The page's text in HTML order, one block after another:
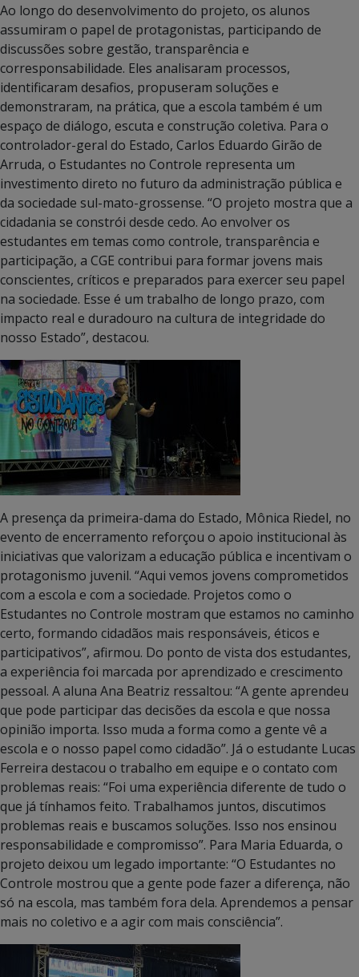
Ao longo do desenvolvimento do projeto, os alunos
assumiram o papel de protagonistas, participando de
discussões sobre gestão, transparência e
corresponsabilidade. Eles analisaram processos,
identificaram desafios, propuseram soluções e
demonstraram, na prática, que a escola também é um
espaço de diálogo, escuta e construção coletiva. Para o
controlador-geral do Estado, Carlos Eduardo Girão de
Arruda, o Estudantes no Controle representa um
investimento direto no futuro da administração pública e
da sociedade sul-mato-grossense. “O projeto mostra que a
cidadania se constrói desde cedo. Ao envolver os
estudantes em temas como controle, transparência e
participação, a CGE contribui para formar jovens mais
conscientes, críticos e preparados para exercer seu papel
na sociedade. Esse é um trabalho de longo prazo, com
impacto real e duradouro na cultura de integridade do
nosso Estado”, destacou.
A presença da primeira-dama do Estado, Mônica Riedel, no
evento de encerramento reforçou o apoio institucional às
iniciativas que valorizam a educação pública e incentivam o
protagonismo juvenil. “Aqui vemos jovens comprometidos
com a escola e com a sociedade. Projetos como o
Estudantes no Controle mostram que estamos no caminho
certo, formando cidadãos mais responsáveis, éticos e
participativos”, afirmou. Do ponto de vista dos estudantes,
a experiência foi marcada por aprendizado e crescimento
pessoal. A aluna Ana Beatriz ressaltou: “A gente aprendeu
que pode participar das decisões da escola e que nossa
opinião importa. Isso muda a forma como a gente vê a
escola e o nosso papel como cidadão”. Já o estudante Lucas
Ferreira destacou o trabalho em equipe e o contato com
problemas reais: “Foi uma experiência diferente de tudo o
que já tínhamos feito. Trabalhamos juntos, discutimos
problemas reais e buscamos soluções. Isso nos ensinou
responsabilidade e compromisso”. Para Maria Eduarda, o
projeto deixou um legado importante: “O Estudantes no
Controle mostrou que a gente pode fazer a diferença, não
só na escola, mas também fora dela. Aprendemos a pensar
mais no coletivo e a agir com mais consciência”.